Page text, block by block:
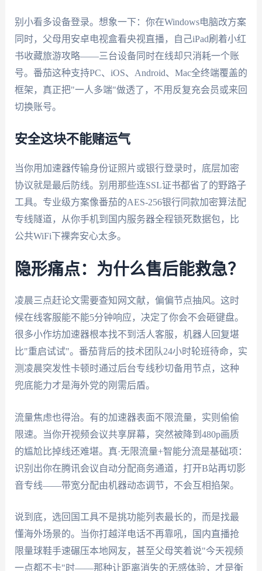
别小看多设备登录。想象一下：你在Windows电脑改方案
同时，父母用安卓电视盒看央视直播，自己iPad刷着小红
书收藏旅游攻略——三台设备同时在线却只消耗一个账
号。番茄这种支持PC、iOS、Android、Mac全终端覆盖的
框架，真正把"一人多端"做透了，不用反复充会员或来回
切换账号。
安全这块不能赌运气
当你用加速器传输身份证照片或银行登录时，底层加密
协议就是最后防线。别用那些连SSL证书都省了的野路子
工具。专业级方案像番茄的AES-256银行同款加密算法配
专线隧道，从你手机到国内服务器全程锁死数据包，比
公共WiFi下裸奔安心太多。
隐形痛点：为什么售后能救急？
凌晨三点赶论文需要查知网文献，偏偏节点抽风。这时
候在线客服能不能5分钟响应，决定了你会不会砸键盘。
很多小作坊加速器根本找不到活人客服，机器人回复堪
比"重启试试"。番茄背后的技术团队24小时轮班待命，实
测凌晨突发性卡顿时通过后台专线秒切备用节点，这种
兜底能力才是海外党的刚需后盾。
流量焦虑也得治。有的加速器表面不限流量，实则偷偷
限速。当你开视频会议共享屏幕，突然被降到480p画质
的尴尬比掉线还难堪。真·无限流量+智能分流是基础项：
识别出你在腾讯会议自动分配商务通道，打开B站再切影
音专线——带宽分配由机器动态调节，不会互相掐架。
说到底，选回国工具不是挑功能列表最长的，而是找最
懂海外场景的。当你打越洋电话不再靠吼，国内直播抢
限量球鞋手速碾压本地网友，甚至父母笑着说"今天视频
一点都不卡"时——那种让距离消失的无感体验，才是衡